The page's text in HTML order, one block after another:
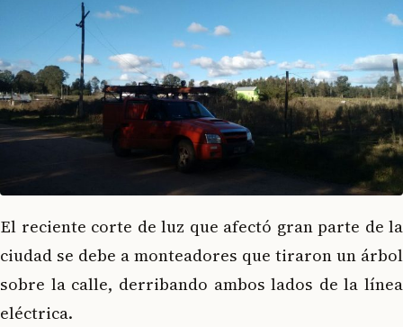
El reciente corte de luz que afectó gran parte de la
ciudad se debe a monteadores que tiraron un árbol
sobre la calle, derribando ambos lados de la línea
eléctrica.